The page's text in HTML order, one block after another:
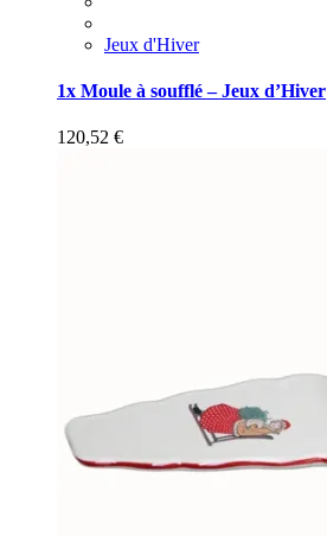
Jeux d'Hiver
1x Moule à soufflé – Jeux d’Hiver
120,52 €